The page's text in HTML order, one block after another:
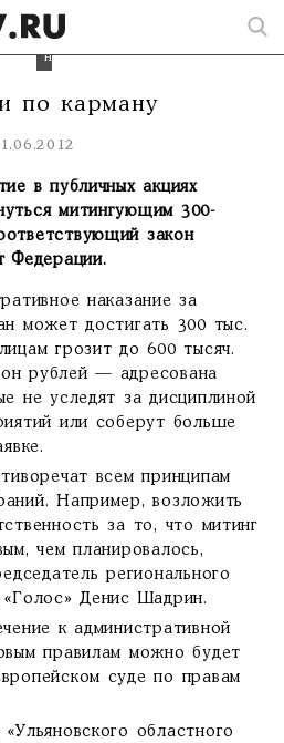
нищее
население.
по карману
в публичных акциях
митингующим 300-
закон
Федерации.
наказание за
может достигать 300 тыс.
грозит до 600 тысяч.
рублей — адресована
не уследят за дисциплиной
или соберут больше
всем принципам
Например, возложить
за то, что митинг
чем планировалось,
регионального
«Голос» Денис Шадрин.
к административной
правилам можно будет
суде по правам
областного